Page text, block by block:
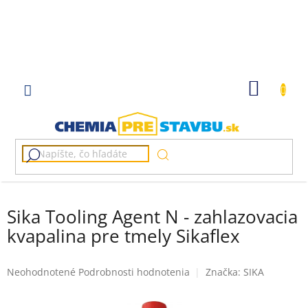
Sika Tooling Agent N - zahlazovacia
kvapalina pre tmely Sikaflex
Priemerné
Neohodnotené Podrobnosti hodnotenia Značka: SIKA